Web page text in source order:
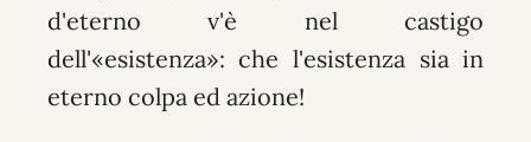
d'eterno v'è nel castigo
dell'«esistenza»: che l'esistenza sia in
eterno colpa ed azione!